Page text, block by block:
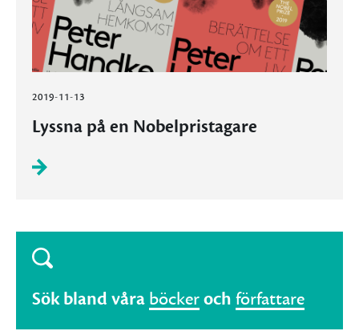
2019-11-13
Lyssna på en Nobelpristagare
Sök bland våra böckeroch författare